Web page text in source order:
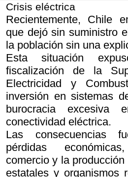
Crisis eléctrica
Recientemente, Chile
que dejó sin suministro
la población sin una
Esta situación
fiscalización de la
Electricidad y
inversión en sistemas
burocracia excesiva
conectividad eléctrica.
Las consecuencias
pérdidas
comercio y la
estatales y organismos